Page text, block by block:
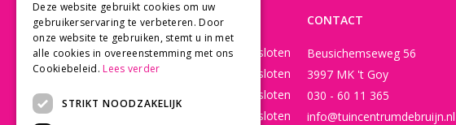
OPENINGSTIJDEN
Maandag
Gesloten
Dinsdag
Gesloten
Gesloten
Gesloten
CONTACT
Beusichemseweg 56
3997 MK 't Goy
030 - 60 11 365
info@tuincentrumdebruijn.nl
Deze website gebruikt cookies om uw
gebruikerservaring te verbeteren. Door
onze website te gebruiken, stemt u in met
alle cookies in overeenstemming met ons
Cookiebeleid. Lees verder
STRIKT NOODZAKELIJK